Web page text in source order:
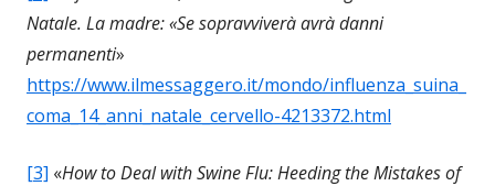
Natale. La madre: «Se sopravviverà avrà danni
permanenti»
https://www.ilmessaggero.it/mondo/influenza_suina_
coma_14_anni_natale_cervello-4213372.html
[3] «How to Deal with Swine Flu: Heeding the Mistakes of